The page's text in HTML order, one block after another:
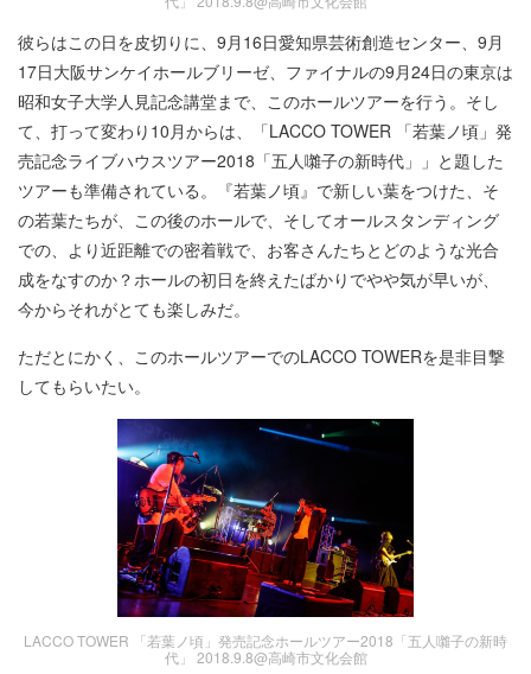
彼らはこの日を皮切りに、9月16日愛知県芸術創造センター、9月
17日大阪サンケイホールブリーゼ、ファイナルの9月24日の東京は
昭和女子大学人見記念講堂まで、このホールツアーを行う。そし
て、打って変わり10月からは、「LACCO TOWER 「若葉ノ頃」発
売記念ライブハウスツアー2018「五人囃子の新時代」」と題した
ツアーも準備されている。『若葉ノ頃』で新しい葉をつけた、そ
の若葉たちが、この後のホールで、そしてオールスタンディング
での、より近距離での密着戦で、お客さんたちとどのような光合
成をなすのか？ホールの初日を終えたばかりでやや気が早いが、
今からそれがとても楽しみだ。
ただとにかく、このホールツアーでのLACCO TOWERを是非目撃
してもらいたい。
LACCO TOWER 「若葉ノ頃」発売記念ホールツアー2018「五人囃子の新時
代」 2018.9.8@高崎市文化会館